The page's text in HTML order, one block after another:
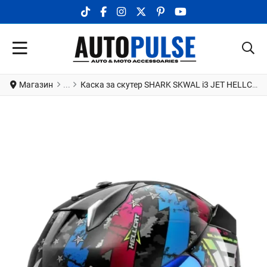
TIKTOK SOCIAL LINK
FACEBOOK SOCIAL LINK
INSTAGRAM SOCIAL LINK
X.COM SOCIAL LINK
PINTEREST SOCIAL LINK
YOUTUBE SOCIAL
Магазин Каска за скутер SHARK SKWAL i3 JET HELLCAT Black / Blue